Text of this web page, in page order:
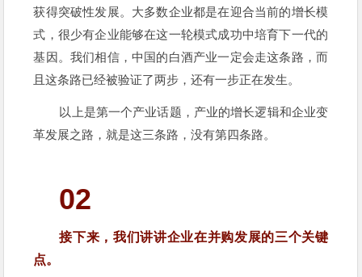
获得突破性发展。大多数企业都是在迎合当前的增长模
式，很少有企业能够在这一轮模式成功中培育下一代的
基因。我们相信，中国的白酒产业一定会走这条路，而
且这条路已经被验证了两步，还有一步正在发生。
以上是第一个产业话题，产业的增长逻辑和企业变
革发展之路，就是这三条路，没有第四条路。
02
接下来，我们讲讲企业在并购发展的三个关键
点。